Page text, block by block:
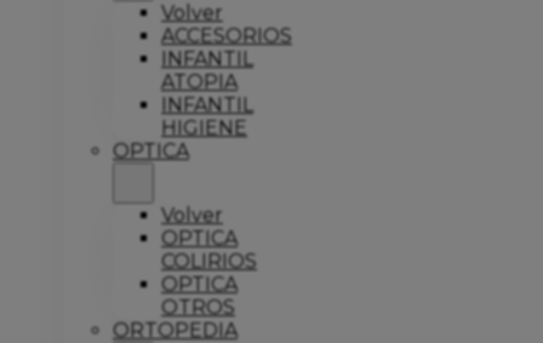
Volver
ACCESORIOS
INFANTIL
ATOPIA
INFANTIL
HIGIENE
OPTICA
Volver
OPTICA
COLIRIOS
OPTICA
OTROS
ORTOPEDIA